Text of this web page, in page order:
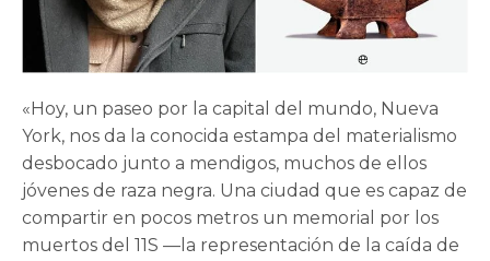
«Hoy, un paseo por la capital del mundo, Nueva
York, nos da la conocida estampa del materialismo
desbocado junto a mendigos, muchos de ellos
jóvenes de raza negra. Una ciudad que es capaz de
compartir en pocos metros un memorial por los
muertos del 11S —la representación de la caída de